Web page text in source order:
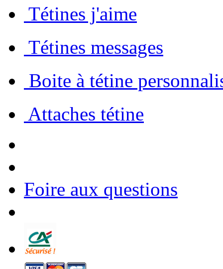
 Tétines j'aime
 Tétines messages
 Boite à tétine
 Attaches tétine
Foire aux questions